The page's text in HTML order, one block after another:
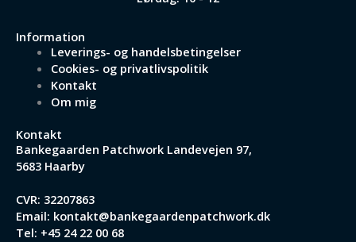
Information
Leverings- og handelsbetingelser
Cookies- og privatlivspolitik
Kontakt
Om mig
Kontakt
Bankegaarden Patchwork Landevejen 97,
5683 Haarby
CVR: 32207863
Email: kontakt@bankegaardenpatchwork.dk
Tel: +45 24 22 00 68